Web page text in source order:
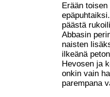
Erään
päästä
Abbasin
naisten
ilkeänä
Hevosen ja
onkin vain
parempana